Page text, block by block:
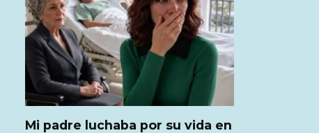
Mi padre luchaba por su vida en